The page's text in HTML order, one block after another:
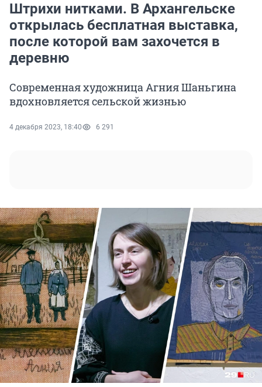
Штрихи нитками. В Архангельске
открылась бесплатная выставка,
после которой вам захочется в
деревню
Современная художница Агния Шаньгина
вдохновляется сельской жизнью
4 декабря 2023, 18:40 6 291